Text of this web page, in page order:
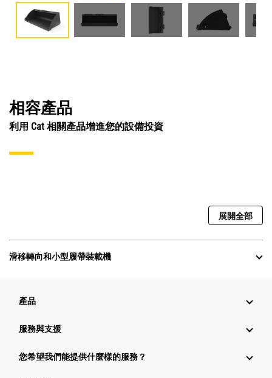
相容產品
利用 Cat 相關產品增進您的設備投資
展開全部
滑移轉向和小型履帶裝載機
產品
服務與支援
您希望我們能提供什麼樣的服務？